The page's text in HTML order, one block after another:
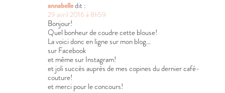
annabelledit :
29 avril 2016 à 8h59
Bonjour!
Quel bonheur de coudre cette blouse!
La voici donc en ligne sur mon blog…
sur Facebook
et même sur Instagram!
et joli succès auprès de mes copines du dernier café-
couture!
et merci pour le concours!